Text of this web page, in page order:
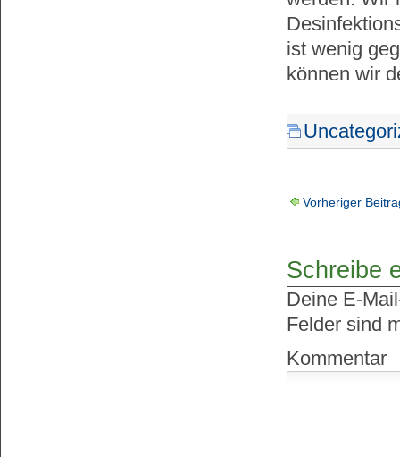
ist wenig
können wir
Vorheriger
Schreibe
Deine E-
Felder sind
Kommentar